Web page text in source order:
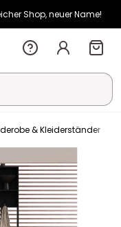
Shop, neuer Name!
unique-Produkte
& Kleiderständer